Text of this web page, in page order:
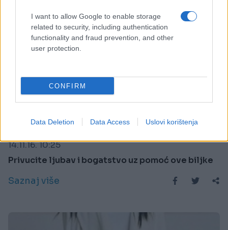
I want to allow Google to enable storage
related to security, including authentication
functionality and fraud prevention, and other
user protection.
CONFIRM
Data Deletion Data Access Uslovi korištenja
PRAKTIČNA ŽENA
14.11.16. 10:25
Privucite ljubav i bogatstvo uz pomoć ove biljke
Saznaj više